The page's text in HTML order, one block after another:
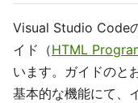
Visual Studio Code
イド（HTML
います。ガイドのと
基本的な機能にて、